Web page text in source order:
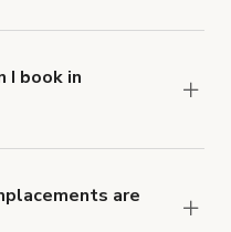
coverage.
I book in
are